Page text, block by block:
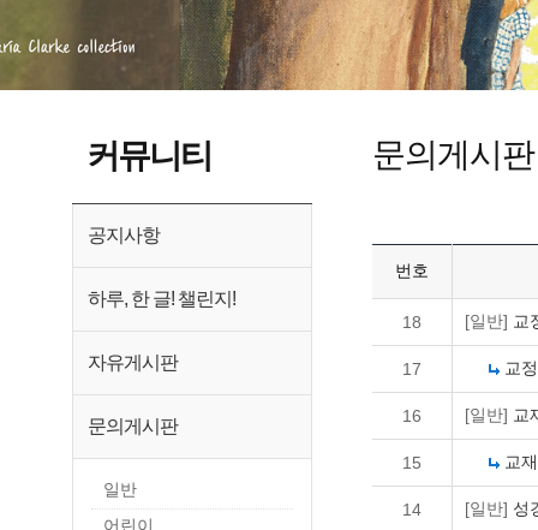
커뮤니티
공지사항
하루, 한 글! 챌린지!
자유게시판
문의게시판
일반
어린이
문의게시판
번호
18 [일반]
17 교정
16 [일반] 교
15 교
14 [일반] 성